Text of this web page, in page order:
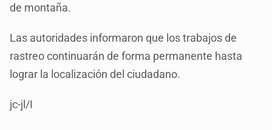
de montaña.
Las autoridades informaron que los trabajos de
rastreo continuarán de forma permanente hasta
lograr la localización del ciudadano.
jc-jl/I